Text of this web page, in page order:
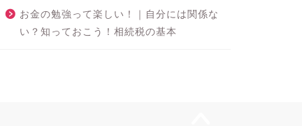
お金の勉強って楽しい！｜自分には関係な
い？知っておこう！相続税の基本